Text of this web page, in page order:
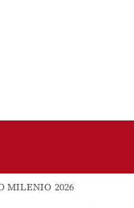
MILENIO 2026